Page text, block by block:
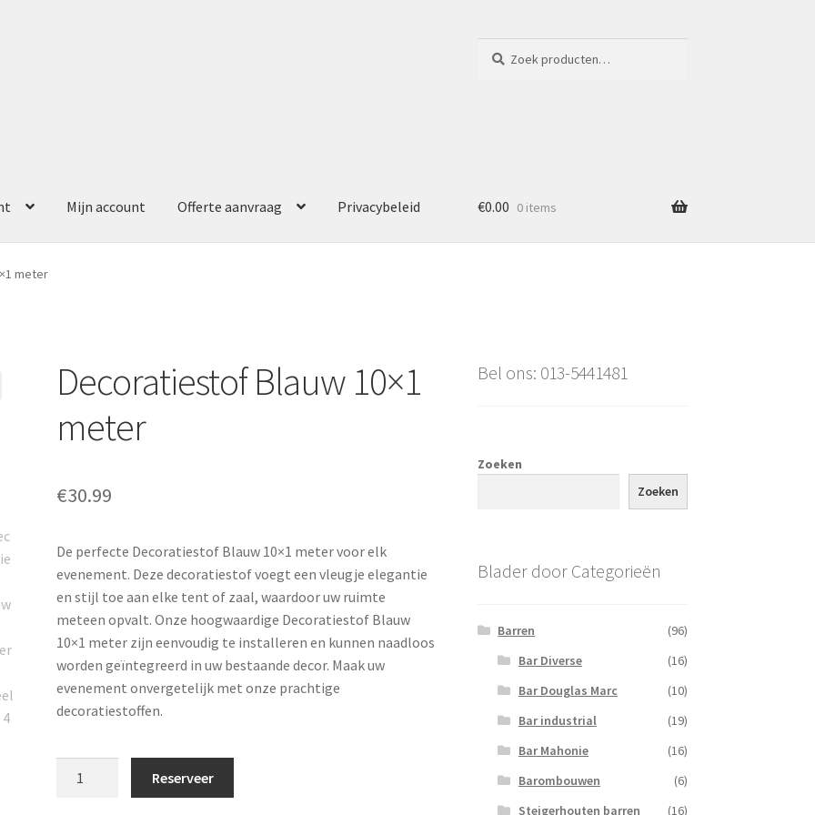
naar:
Mijn account Offerte aanvraag Privacybeleid €0.00 0 items
meter
Decoratiestof Blauw 10×1
meter
€30.99
De perfecte Decoratiestof Blauw 10×1 meter voor elk
evenement. Deze decoratiestof voegt een vleugje elegantie
en stijl toe aan elke tent of zaal, waardoor uw ruimte
meteen opvalt. Onze hoogwaardige Decoratiestof Blauw
10×1 meter zijn eenvoudig te installeren en kunnen naadloos
worden geïntegreerd in uw bestaande decor. Maak uw
evenement onvergetelijk met onze prachtige
decoratiestoffen.
Reserveer
Bel ons: 013-5441481
Zoeken
Zoeken
Blader door Categorieën
Barren
(96)
Bar Diverse
(16)
Bar Douglas Marc
(10)
Bar industrial
(19)
Bar Mahonie
(16)
Barombouwen
(6)
Steigerhouten barren
(16)